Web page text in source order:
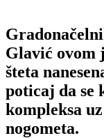
Glavić ovom
šteta
poticaj da se
kompleksa
nogometa.